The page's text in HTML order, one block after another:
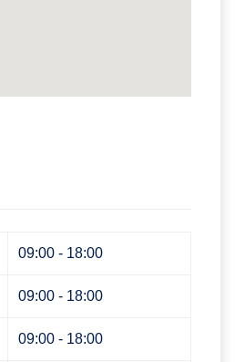
09:00 - 18:00
09:00 - 18:00
09:00 - 18:00